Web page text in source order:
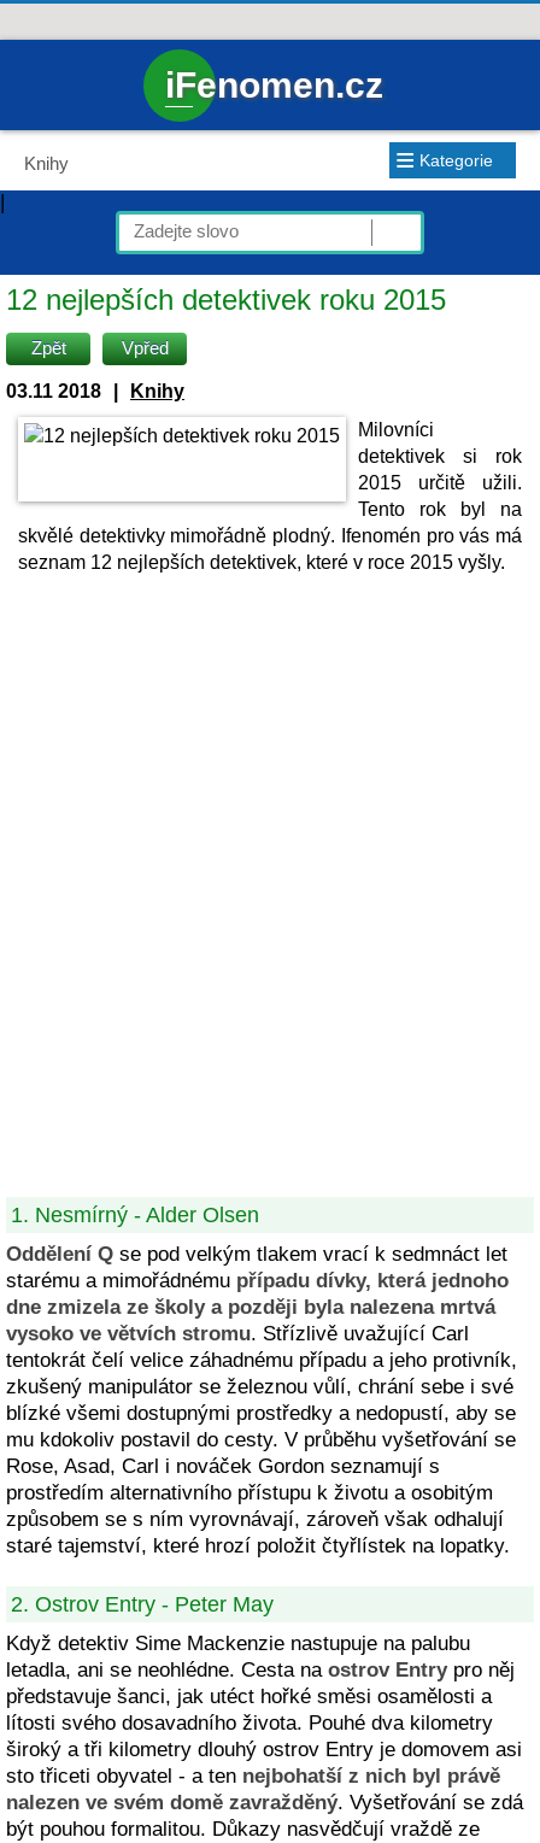
iFenomen.cz
Knihy ≡ Kategorie
|
12 nejlepších detektivek roku 2015
Zpět Vpřed
03.11 2018
Knihy
Milovníci
detektivek si rok
2015 určitě užili.
Tento rok byl na
skvělé detektivky mimořádně plodný. Ifenomén pro vás má
seznam 12 nejlepších detektivek, které v roce 2015 vyšly.
1. Nesmírný - Alder Olsen
Oddělení Q se pod velkým tlakem vrací k sedmnáct let
starému a mimořádnému případu dívky, která jednoho
dne zmizela ze školy a později byla nalezena mrtvá
vysoko ve větvích stromu. Střízlivě uvažující Carl
tentokrát čelí velice záhadnému případu a jeho protivník,
zkušený manipulátor se železnou vůlí, chrání sebe i své
blízké všemi dostupnými prostředky a nedopustí, aby se
mu kdokoliv postavil do cesty. V průběhu vyšetřování se
Rose, Asad, Carl i nováček Gordon seznamují s
prostředím alternativního přístupu k životu a osobitým
způsobem se s ním vyrovnávají, zároveň však odhalují
staré tajemství, které hrozí položit čtyřlístek na lopatky.
2. Ostrov Entry - Peter May
Když detektiv Sime Mackenzie nastupuje na palubu
letadla, ani se neohlédne. Cesta na ostrov Entrypro něj
představuje šanci, jak utéct hořké směsi osamělosti a
lítosti svého dosavadního života. Pouhé dva kilometry
široký a tři kilometry dlouhý ostrov Entry je domovem asi
sto třiceti obyvatel - a ten nejbohatší z nich byl právě
nalezen ve svém domě zavražděný. Vyšetřování se zdá
být pouhou formalitou. Důkazy nasvědčují vraždě ze